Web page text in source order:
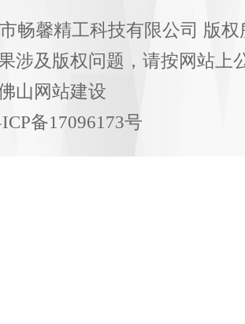
畅馨精工科技有限公司 版
涉及版权问题，请按网站上
山网站建设
备17096173号